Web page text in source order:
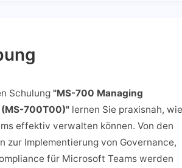
Schulung "MS-700 Managing
(MS-700T00)" lernen Sie praxisnah, wie
effektiv verwalten können. Von den
zur Implementierung von Governance,
für Microsoft Teams werden